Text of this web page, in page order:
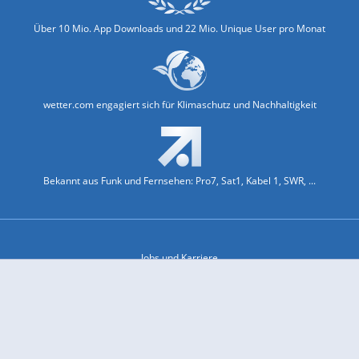
Über 10 Mio. App Downloads und 22 Mio. Unique User pro Monat
wetter.com engagiert sich für Klimaschutz und Nachhaltigkeit
Bekannt aus Funk und Fernsehen: Pro7, Sat1, Kabel 1, SWR, ...
Jobs und Karriere